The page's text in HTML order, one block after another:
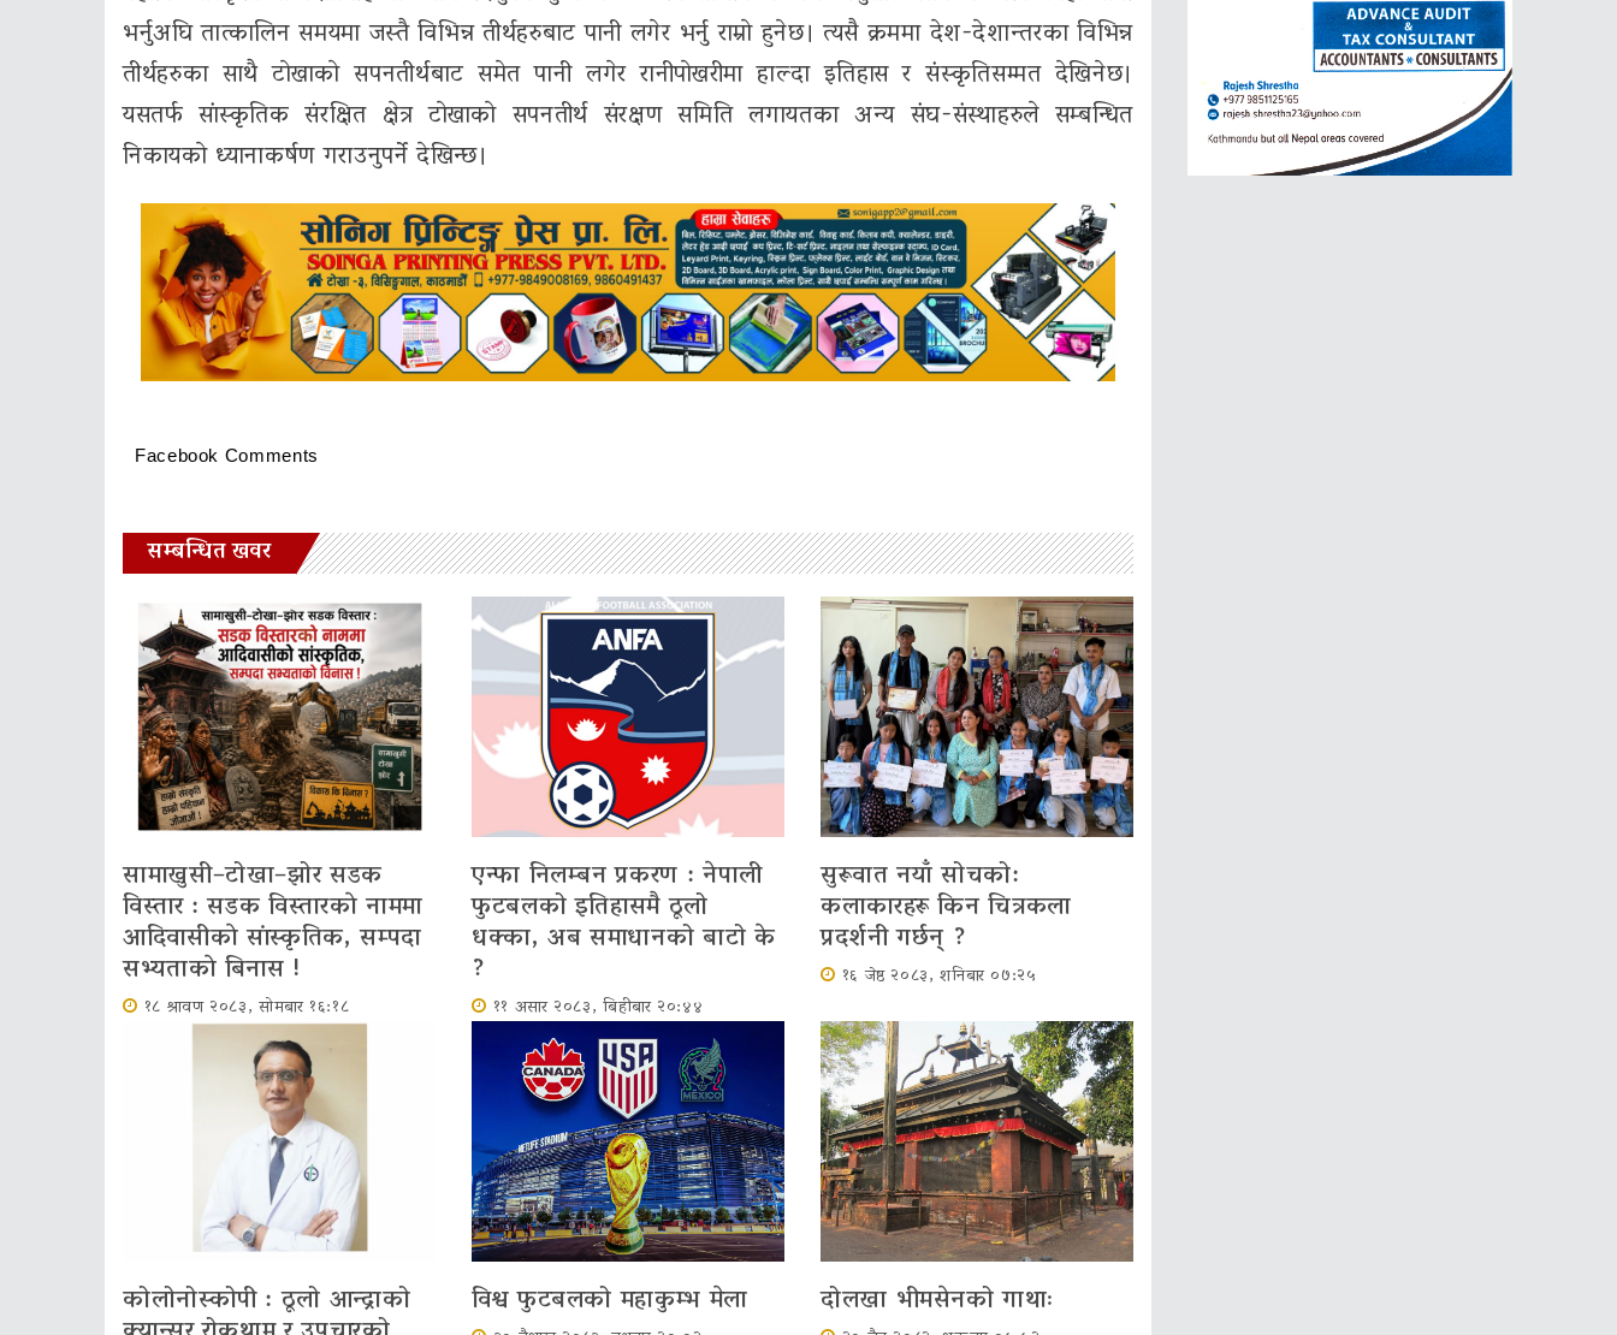
भर्नुअघि तात्कालिन समयमा जस्तै विभिन्न तीर्थहरुबाट पानी लगेर भर्नु राम्राे हुनेछ। त्यसै क्रममा देश-देशान्तरका विभिन्न
तीर्थहरुका साथै टाेखाकाे सपनतीर्थबाट समेत पानी लगेर रानीपाेखरीमा हाल्दा इतिहास र संस्कृतिसम्मत देखिनेछ।
यसतर्फ सांस्कृतिक संरक्षित क्षेत्र टाेखाकाे सपनतीर्थ संरक्षण समिति लगायतका अन्य संघ-संस्थाहरुले सम्बन्धित
निकायकाे ध्यानाकर्षण गराउनुपर्ने देखिन्छ।
Facebook Comments
सम्बन्धित खवर
सामाखुसी–टोखा–झोर सडक
विस्तार : सडक विस्तारकाे नाममा
आदिवासीकाे सांस्कृतिक, सम्पदा
सभ्यताकाे बिनास !
१८ श्रावण २०८३, सोमबार १६:१८
एन्फा निलम्बन प्रकरण : नेपाली
फुटबलको इतिहासमै ठूलो
धक्का, अब समाधानको बाटो के
?
११ असार २०८३, बिहीबार २०:४४
सुरूवात नयाँ सोचको:
कलाकारहरू किन चित्रकला
प्रदर्शनी गर्छन् ?
१६ जेष्ठ २०८३, शनिबार ०७:२५
कोलोनोस्कोपी : ठूलो आन्द्राको विश्व फुटबलको महाकुम्भ मेला दोलखा भीमसेनको गाथाः